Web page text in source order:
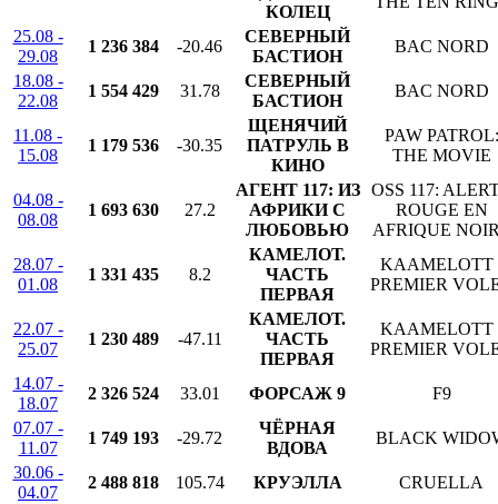
КОЛЕЦ
25.08 -
29.08
1 236 384 -20.46
СЕВЕРНЫЙ
БАСТИОН
BAC NORD
18.08 -
22.08
1 554 429 31.78
СЕВЕРНЫЙ
БАСТИОН
BAC NORD
11.08 -
15.08
1 179 536 -30.35
ЩЕНЯЧИЙ
ПАТРУЛЬ В
КИНО
PAW PATROL:
THE MOVIE
04.08 -
08.08
1 693 630 27.2
АГЕНТ 117: ИЗ
АФРИКИ С
ЛЮБОВЬЮ
OSS 117:
ROUGE EN
AFRIQUE
28.07 -
01.08
1 331 435 8.2
КАМЕЛОТ.
ЧАСТЬ
ПЕРВАЯ
KAAMELOTT
PREMIER
22.07 -
25.07
1 230 489 -47.11
КАМЕЛОТ.
ЧАСТЬ
ПЕРВАЯ
KAAMELOTT
PREMIER
14.07 -
18.07
2 326 524 33.01 ФОРСАЖ 9
F9
07.07 -
11.07
1 749 193 -29.72
ЧЁРНАЯ
ВДОВА
BLACK
30.06 -
04.07
2 488 818 105.74 КРУЭЛЛА
CRUELLA